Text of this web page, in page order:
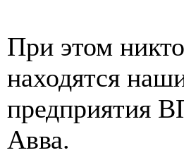
При этом
находятся
предприятия
Авва.